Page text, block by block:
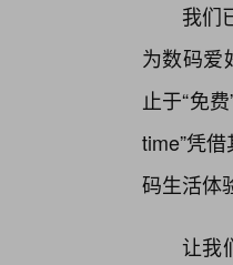
我们
为数码爱
止于“免
time”凭
码生活体
让我